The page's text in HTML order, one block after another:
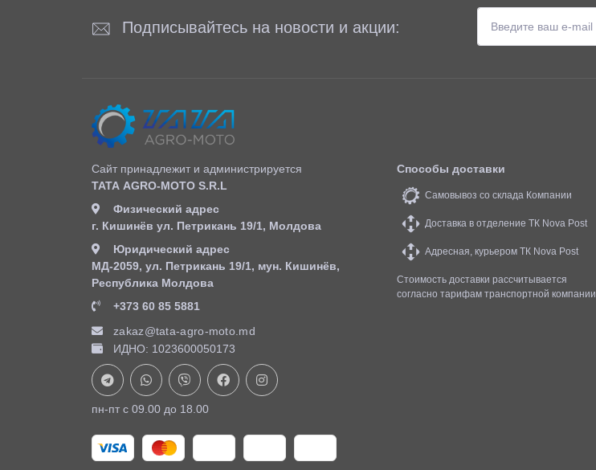
Подписывайтесь на новости и акции:
Сайт принадлежит и администрируется
ТАТА AGRO-MOTO S.R.L
Физический адрес
г. Кишинёв ул. Петрикань 19/1, Молдова
Юридический адрес
MД-2059, ул. Петрикань 19/1, мун. Кишинёв,
Республика Молдова
+373 60 85 5881
zakaz@tata-agro-moto.md
ИДНО: 1023600050173
пн-пт с 09.00 до 18.00
Способы доставки
Самовывоз со склада Компании
Доставка в отделение ТК Nova Post
Адресная, курьером ТК Nova Post
Стоимость доставки рассчитывается
согласно тарифам транспортной компании